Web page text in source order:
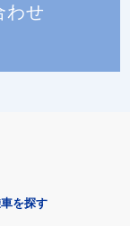
わせ
を探す